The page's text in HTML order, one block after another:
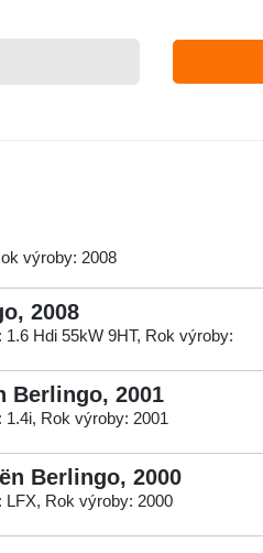
výroby: 2008
2008
Hdi 55kW 9HT, Rok výroby:
Berlingo, 2001
1.4i, Rok výroby: 2001
Berlingo, 2000
LFX, Rok výroby: 2000